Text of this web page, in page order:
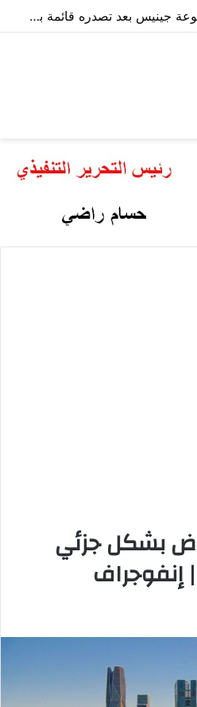
عمرو دياب يدخل موسوعة جينيس بعد تصدره قائمة بيلبورد عربية لـ68 أسبوعًا
بشكل جزئي
| إنفوجراف